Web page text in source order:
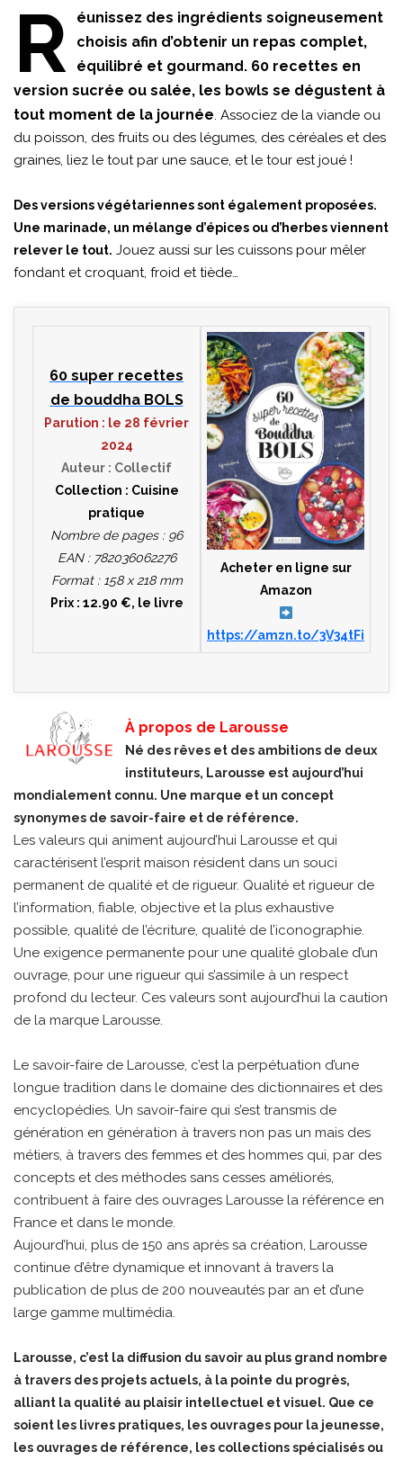
R
éunissez des ingrédients soigneusement
choisis afin d’obtenir un repas complet,
équilibré et gourmand. 60 recettes en
version sucrée ou salée, les bowls se dégustent à
tout moment de la journée. Associez de la viande ou
du poisson, des fruits ou des légumes, des céréales et des
graines, liez le tout par une sauce, et le tour est joué !
Des versions végétariennes sont également proposées.
Une marinade, un mélange d’épices ou d’herbes viennent
relever le tout. Jouez aussi sur les cuissons pour mêler
fondant et croquant, froid et tiède…
60 super recettes
de bouddha BOLS
Parution : le 28 février
2024
Auteur : Collectif
Collection : Cuisine
pratique
Nombre de pages : 96
EAN : 782036062276
Format : 158 x 218 mm
Prix : 12.90 €, le livre
Acheter en ligne sur
Amazon
https://amzn.to/3V34tFi
À propos de Larousse
Né des rêves et des ambitions de deux
instituteurs, Larousse est aujourd’hui
mondialement connu. Une marque et un concept
synonymes de savoir-faire et de référence.
Les valeurs qui animent aujourd’hui Larousse et qui
caractérisent l’esprit maison résident dans un souci
permanent de qualité et de rigueur. Qualité et rigueur de
l’information, fiable, objective et la plus exhaustive
possible, qualité de l’écriture, qualité de l’iconographie.
Une exigence permanente pour une qualité globale d’un
ouvrage, pour une rigueur qui s’assimile à un respect
profond du lecteur. Ces valeurs sont aujourd’hui la caution
de la marque Larousse.
Le savoir-faire de Larousse, c’est la perpétuation d’une
longue tradition dans le domaine des dictionnaires et des
encyclopédies. Un savoir-faire qui s’est transmis de
génération en génération à travers non pas un mais des
métiers, à travers des femmes et des hommes qui, par des
concepts et des méthodes sans cesses améliorés,
contribuent à faire des ouvrages Larousse la référence en
France et dans le monde.
Aujourd’hui, plus de 150 ans après sa création, Larousse
continue d’être dynamique et innovant à travers la
publication de plus de 200 nouveautés par an et d’une
large gamme multimédia.
Larousse, c’est la diffusion du savoir au plus grand nombre
à travers des projets actuels, à la pointe du progrès,
alliant la qualité au plaisir intellectuel et visuel. Que ce
soient les livres pratiques, les ouvrages pour la jeunesse,
les ouvrages de référence, les collections spécialisés ou